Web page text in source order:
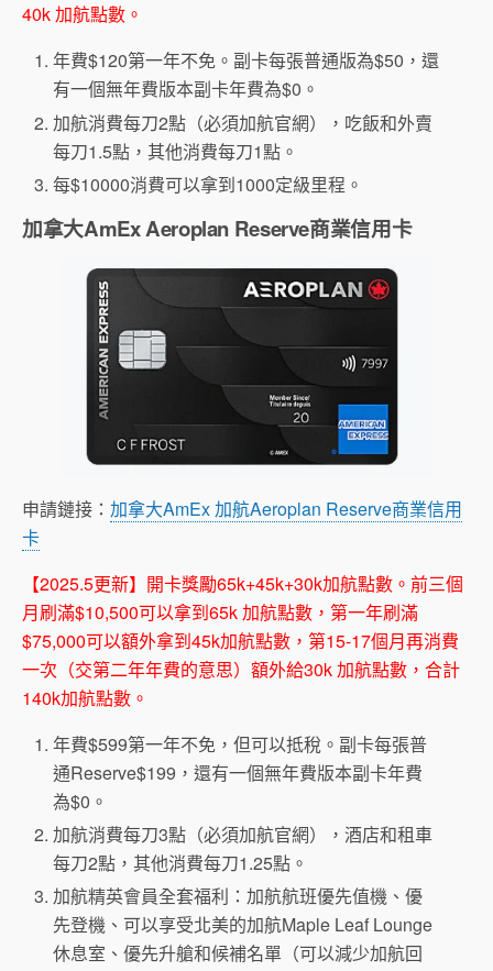
40k 加航點數。
年費$120第一年不免。副卡每張普通版為$50，還
有一個無年費版本副卡年費為$0。
加航消費每刀2點（必須加航官網），吃飯和外賣
每刀1.5點，其他消費每刀1點。
每$10000消費可以拿到1000定級里程。
加拿大AmEx Aeroplan Reserve商業信用卡
申請鏈接： 加拿大AmEx 加航Aeroplan Reserve商業信用
卡
【2025.5更新】開卡獎勵65k+45k+30k加航點數。前三個
月刷滿$10,500可以拿到65k 加航點數，第一年刷滿
$75,000可以額外拿到45k加航點數，第15-17個月再消費
一次（交第二年年費的意思）額外給30k 加航點數，合計
140k加航點數。
年費$599第一年不免，但可以抵稅。副卡每張普
通Reserve$199，還有一個無年費版本副卡年費
為$0。
加航消費每刀3點（必須加航官網），酒店和租車
每刀2點，其他消費每刀1.25點。
加航精英會員全套福利：加航航班優先值機、優
先登機、可以享受北美的加航Maple Leaf Lounge
休息室、優先升艙和候補名單（可以減少加航回